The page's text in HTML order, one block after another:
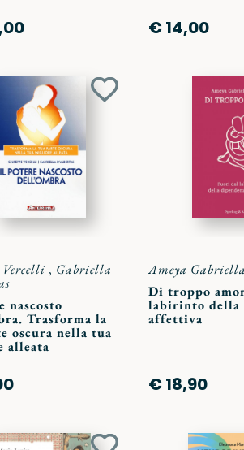
€ 14,00
Aggiungi
Vercelli , Gabriella
nascosto
Trasforma la
oscura nella tua
alleata
Ameya
Di troppo
labirinto della
affettiva
€ 18,90